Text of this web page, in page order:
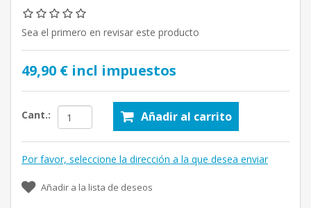
Sea el primero en revisar este producto
49,90 € incl impuestos
Cant.: Añadir al carrito
Por favor, seleccione la dirección a la que desea enviar
Añadir a la lista de deseos